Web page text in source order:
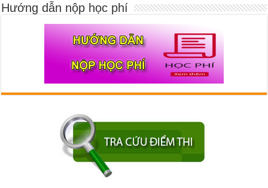
Hướng dẫn nộp học phí